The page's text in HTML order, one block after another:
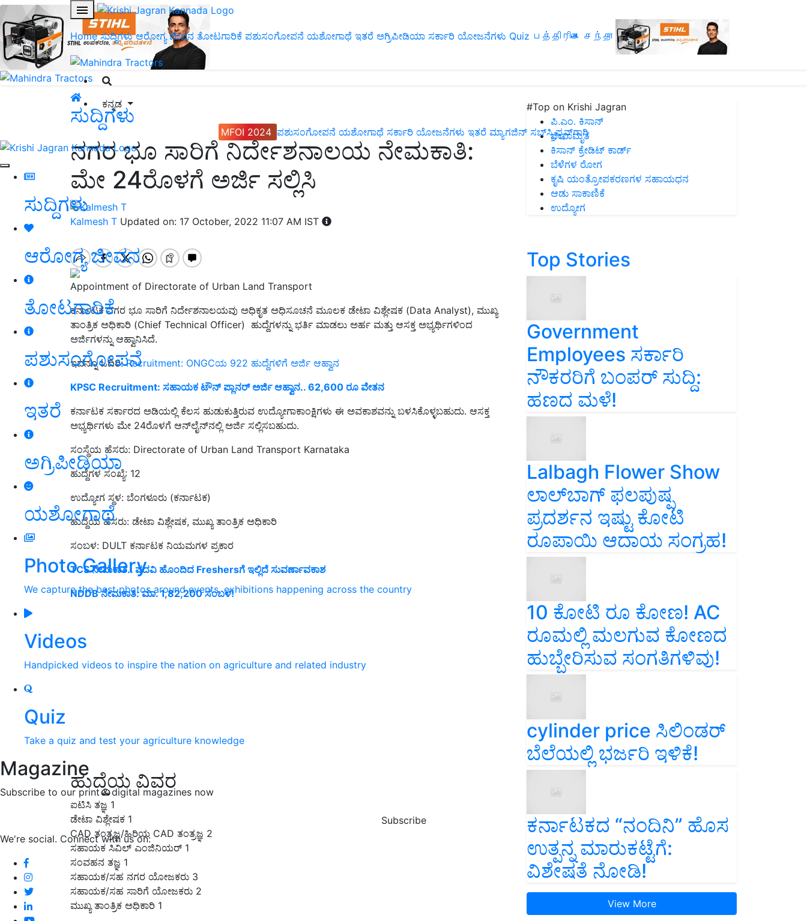
Home ಸುದ್ದಿಗಳು ಆರೋಗ್ಯ ಜೀವನ ತೋಟಗಾರಿಕೆ ಪಶುಸಂಗೋಪನೆ ಯಶೋಗಾಥೆ ಇತರೆ ಅಗ್ರಿಪೀಡಿಯಾ ಸರ್ಕಾರಿ ಯೋಜನೆಗಳು Quiz பத்திரிகை சந்தா
ಕನ್ನಡ
MFOI 2024 ಪಶುಸಂಗೋಪನೆ ಯಶೋಗಾಥೆ ಸರ್ಕಾರಿ ಯೋಜನೆಗಳು ಇತರೆ ಮ್ಯಾಗಜಿನ್‌ ಸಬ್‌ಸ್ಕ್ರಿಪ್ಷನ್‌ಗಾಗಿ
ಸುದ್ದಿಗಳು
ಆರೋಗ್ಯ ಜೀವನ
ತೋಟಗಾರಿಕೆ
ಪಶುಸಂಗೋಪನೆ
ಇತರೆ
ಅಗ್ರಿಪೀಡಿಯಾ
ಯಶೋಗಾಥೆ
Photo Gallery
We capture the best photos around events, exhibitions happening across the country
Videos
Handpicked videos to inspire the nation on agriculture and related industry
Quiz
Take a quiz and test your agriculture knowledge
Magazine
Subscribe to our print & digital magazines now
Subscribe
We're social. Connect with us on:
ಸುದ್ದಿಗಳು
ನಗರ ಭೂ ಸಾರಿಗೆ ನಿರ್ದೇಶನಾಲಯ ನೇಮಕಾತಿ:
ಮೇ 24ರೊಳಗೆ ಅರ್ಜಿ ಸಲ್ಲಿಸಿ
Kalmesh T Updated on: 17 October, 2022 11:07 AM IST
Appointment of Directorate of Urban Land Transport
ಕರ್ನಾಟಕ ನಗರ ಭೂ ಸಾರಿಗೆ ನಿರ್ದೇಶನಾಲಯವು ಅಧಿಕೃತ ಅಧಿಸೂಚನೆ ಮೂಲಕ ಡೇಟಾ ವಿಶ್ಲೇಷಕ (Data Analyst), ಮುಖ್ಯ
ತಾಂತ್ರಿಕ ಅಧಿಕಾರಿ (Chief Technical Officer) ಹುದ್ದೆಗಳನ್ನು ಭರ್ತಿ ಮಾಡಲು ಅರ್ಹ ಮತ್ತು ಆಸಕ್ತ ಅಭ್ಯರ್ಥಿಗಳಿಂದ
ಅರ್ಜಿಗಳನ್ನು ಆಹ್ವಾನಿಸಿದೆ.
ಇದನ್ನೂ ಓದಿರಿ:Recruitment: ONGCಯ 922 ಹುದ್ದೆಗಳಿಗೆ ಅರ್ಜಿ ಆಹ್ವಾನ
KPSC Recruitment: ಸಹಾಯಕ ಟೌನ್‌ ಪ್ಲಾನರ್‌ ಅರ್ಜಿ ಆಹ್ವಾನ.. 62,600 ರೂ ವೇತನ
ಕರ್ನಾಟಕ ಸರ್ಕಾರದ ಅಡಿಯಲ್ಲಿ ಕೆಲಸ ಹುಡುಕುತ್ತಿರುವ ಉದ್ಯೋಗಾಕಾಂಕ್ಷಿಗಳು ಈ ಅವಕಾಶವನ್ನು ಬಳಸಿಕೊಳ್ಳಬಹುದು. ಆಸಕ್ತ
ಅಭ್ಯರ್ಥಿಗಳು ಮೇ 24ರೊಳಗೆ ಆನ್‌ಲೈನ್‌ನಲ್ಲಿ ಅರ್ಜಿ ಸಲ್ಲಿಸಬಹುದು.
ಸಂಸ್ಥೆಯ ಹೆಸರು: Directorate of Urban Land Transport Karnataka
ಹುದ್ದೆಗಳ ಸಂಖ್ಯೆ: 12
ಉದ್ಯೋಗ ಸ್ಥಳ: ಬೆಂಗಳೂರು (ಕರ್ನಾಟಕ)
ಹುದ್ದೆಯ ಹೆಸರು: ಡೇಟಾ ವಿಶ್ಲೇಷಕ, ಮುಖ್ಯ ತಾಂತ್ರಿಕ ಅಧಿಕಾರಿ
ಸಂಬಳ: DULT ಕರ್ನಾಟಕ ನಿಯಮಗಳ ಪ್ರಕಾರ
TCS ನೇಮಕಾತಿ.. ಪದವಿ ಹೊಂದಿದ Freshersಗೆ ಇಲ್ಲಿದೆ ಸುವರ್ಣಾವಕಾಶ
NDDB ನೇಮಕಾತಿ: ಮಾ. 1,82,200 ಸಂಬಳ!
ಹುದ್ದೆಯ ವಿವರ
ಐಟಿಸಿ ತಜ್ಞ 1
ಡೇಟಾ ವಿಶ್ಲೇಷಕ 1
CAD ತಂತ್ರಜ್ಞ/ಹಿರಿಯ CAD ತಂತ್ರಜ್ಞ 2
ಸಹಾಯಕ ಸಿವಿಲ್ ಎಂಜಿನಿಯರ್ 1
ಸಂವಹನ ತಜ್ಞ 1
ಸಹಾಯಕ/ಸಹ ನಗರ ಯೋಜಕರು 3
ಸಹಾಯಕ/ಸಹ ಸಾರಿಗೆ ಯೋಜಕರು 2
ಮುಖ್ಯ ತಾಂತ್ರಿಕ ಅಧಿಕಾರಿ 1
#Top on Krishi Jagran
ಪಿ.ಎಂ. ಕಿಸಾನ್
ಜೀವಾಮೃತ
ಕಿಸಾನ್ ಕ್ರೇಡಿಟ್ ಕಾರ್ಡ್
ಬೆಳೆಗಳ ರೋಗ
ಕೃಷಿ ಯಂತ್ರೋಪಕರಣಗಳ ಸಹಾಯಧನ
ಆಡು ಸಾಕಾಣಿಕೆ
ಉದ್ಯೋಗ
Top Stories
Government
Employees ಸರ್ಕಾರಿ
ನೌಕರರಿಗೆ ಬಂಪರ್‌ ಸುದ್ದಿ:
ಹಣದ ಮಳೆ!
Lalbagh Flower Show
ಲಾಲ್‌ಬಾಗ್ ಫಲಪುಷ್ಪ
ಪ್ರದರ್ಶನ ಇಷ್ಟು ಕೋಟಿ
ರೂಪಾಯಿ ಆದಾಯ ಸಂಗ್ರಹ!
10 ಕೋಟಿ ರೂ ಕೋಣ! AC
ರೂಮಲ್ಲಿ ಮಲಗುವ ಕೋಣದ
ಹುಬ್ಬೇರಿಸುವ ಸಂಗತಿಗಳಿವು!
cylinder price ಸಿಲಿಂಡರ್‌
ಬೆಲೆಯಲ್ಲಿ ಭರ್ಜರಿ ಇಳಿಕೆ!
ಕರ್ನಾಟಕದ “ನಂದಿನಿ” ಹೊಸ
ಉತ್ಪನ್ನ ಮಾರುಕಟ್ಟೆಗೆ:
ವಿಶೇಷತೆ ನೋಡಿ!
View More